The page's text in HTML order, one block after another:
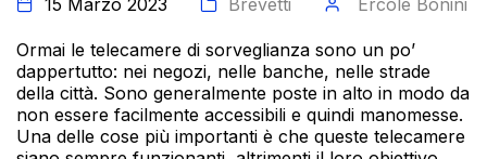
Ormai le telecamere di sorveglianza sono un po’
dappertutto: nei negozi, nelle banche, nelle strade
della città. Sono generalmente poste in alto in modo da
non essere facilmente accessibili e quindi manomesse.
Una delle cose più importanti è che queste telecamere